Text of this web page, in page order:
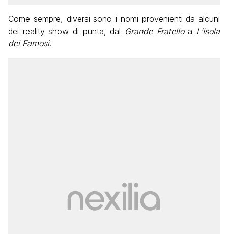
Come sempre, diversi sono i nomi provenienti da alcuni
dei reality show di punta, dal Grande Fratelloa L’Isola
dei Famosi.